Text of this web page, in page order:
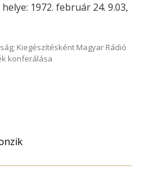
1972. február 24. 9.03,
Kiegészítésként Magyar Rádió
konferálása